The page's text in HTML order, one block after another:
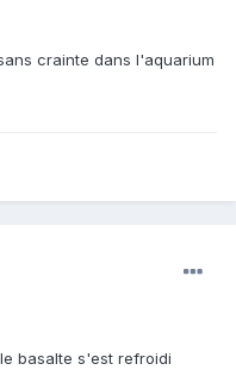
crainte dans l'aquarium
basalte s'est refroidi